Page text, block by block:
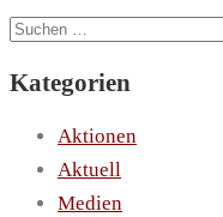
Suchen
Kategorien
Aktionen
Aktuell
Medien